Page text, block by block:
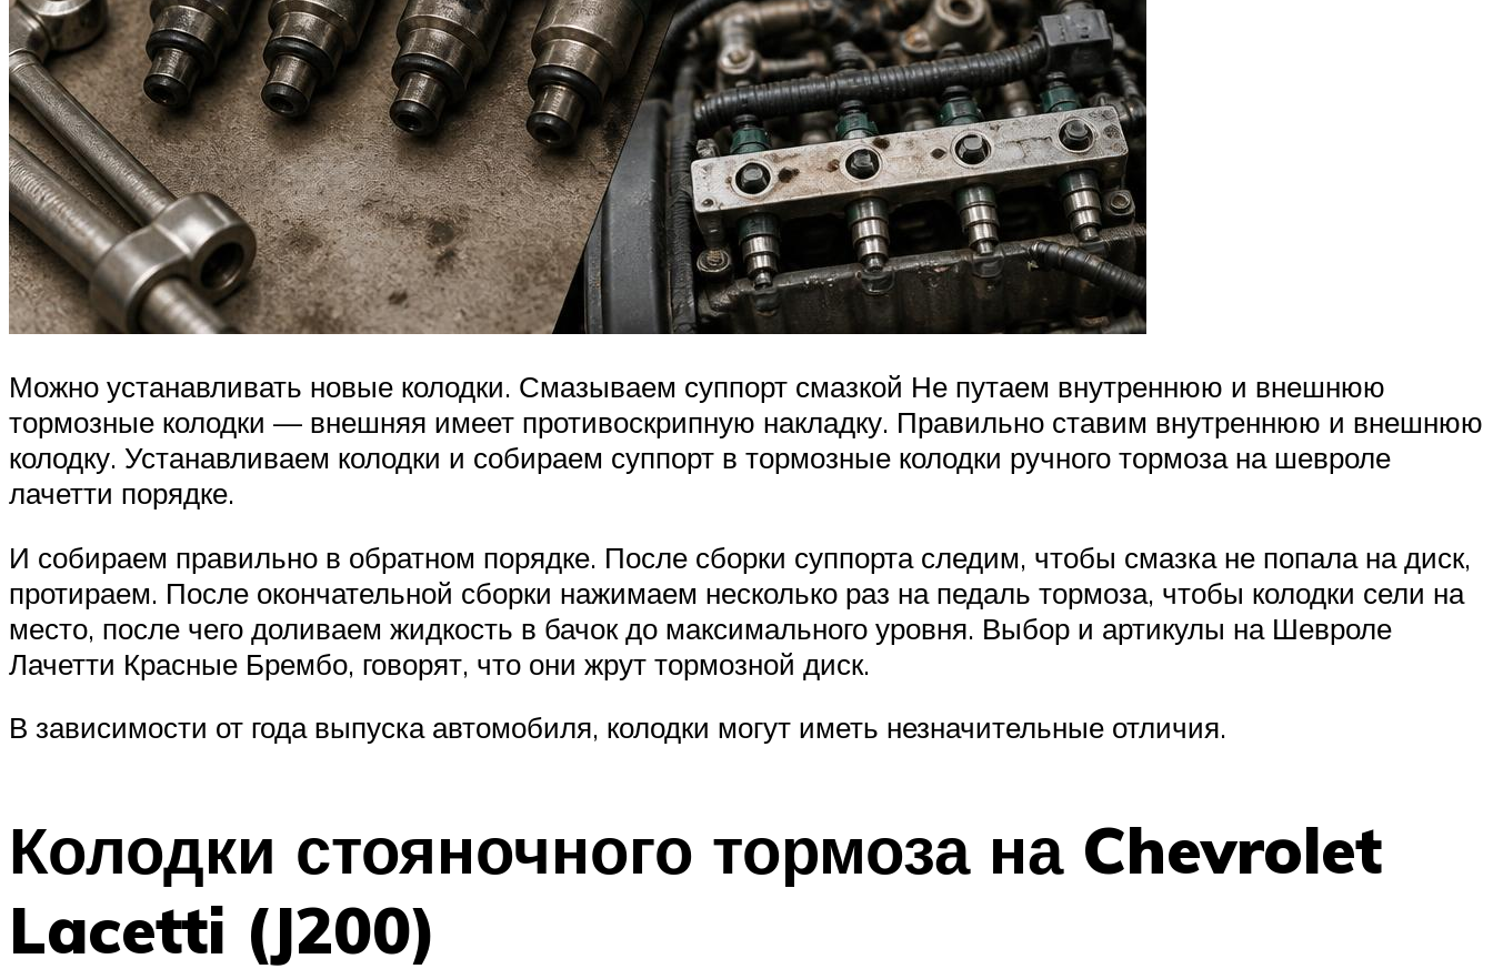
Можно устанавливать новые колодки. Смазываем суппорт смазкой Не путаем внутреннюю и внешнюю
тормозные колодки — внешняя имеет противоскрипную накладку. Правильно ставим внутреннюю и внешнюю
колодку. Устанавливаем колодки и собираем суппорт в тормозные колодки ручного тормоза на шевроле
лачетти порядке.
И собираем правильно в обратном порядке. После сборки суппорта следим, чтобы смазка не попала на диск,
протираем. После окончательной сборки нажимаем несколько раз на педаль тормоза, чтобы колодки сели на
место, после чего доливаем жидкость в бачок до максимального уровня. Выбор и артикулы на Шевроле
Лачетти Красные Брембо, говорят, что они жрут тормозной диск.
В зависимости от года выпуска автомобиля, колодки могут иметь незначительные отличия.
Колодки стояночного тормоза на Chevrolet
Lacetti (J200)